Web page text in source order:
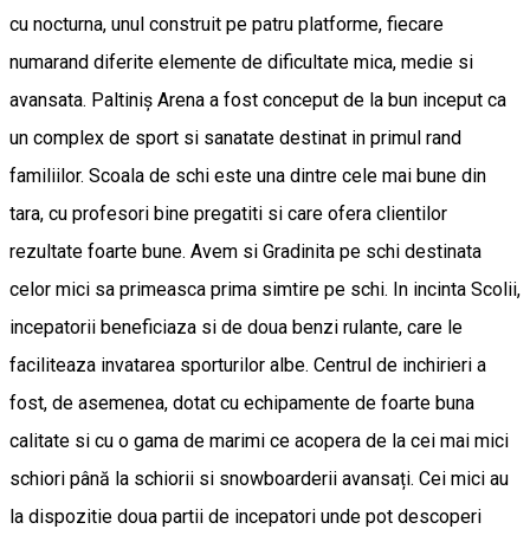
cu nocturna, unul construit pe patru platforme, fiecare
numarand diferite elemente de dificultate mica, medie si
avansata. Paltiniș Arena a fost conceput de la bun inceput ca
un complex de sport si sanatate destinat in primul rand
familiilor. Scoala de schi este una dintre cele mai bune din
tara, cu profesori bine pregatiti si care ofera clientilor
rezultate foarte bune. Avem si Gradinita pe schi destinata
celor mici sa primeasca prima simtire pe schi. In incinta Scolii,
incepatorii beneficiaza si de doua benzi rulante, care le
faciliteaza invatarea sporturilor albe. Centrul de inchirieri a
fost, de asemenea, dotat cu echipamente de foarte buna
calitate si cu o gama de marimi ce acopera de la cei mai mici
schiori până la schiorii si snowboarderii avansați. Cei mici au
la dispozitie doua partii de incepatori unde pot descoperi